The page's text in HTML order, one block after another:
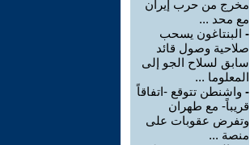
مخرج من حرب إيران
مع محد ...
- البنتاغون يسحب
صلاحية وصول قائد
سابق لسلاح الجو إلى
المعلوما ...
- واشنطن تتوقع -اتفاقاً
قريباً- مع طهران
وتفرض عقوبات على
منصة ...